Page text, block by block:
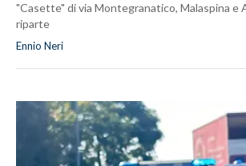
"Casette" di via Montegranatico, Malaspina e
riparte
Ennio Neri